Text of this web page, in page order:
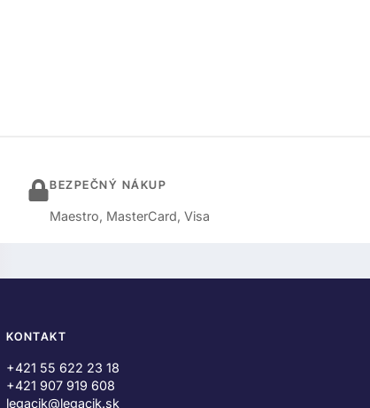
BEZPEČNÝ NÁKUP
Maestro, MasterCard, Visa
KONTAKT
+421 55 622 23 18
+421 907 919 608
legacik@legacik.sk